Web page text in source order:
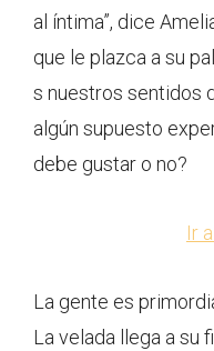
al íntima”, dice
que le plazca a su
s nuestros sentidos
algún supuesto
debe gustar o no?
Ir
La gente es
La velada llega a su